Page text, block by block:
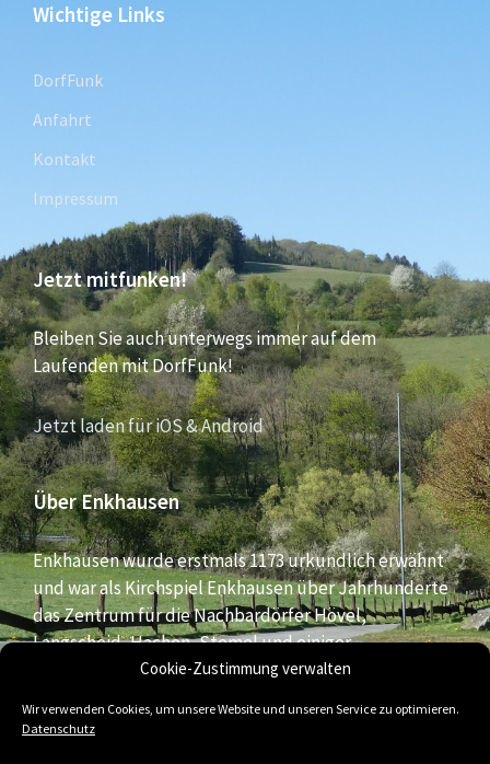
Cookie-Zustimmung verwalten
Wir verwenden Cookies, um unsere Website und unseren Service zu optimieren.
Datenschutz
Wichtige Links
DorfFunk
Anfahrt
Kontakt
Impressum
Jetzt mitfunken!
Bleiben Sie auch unterwegs immer auf dem
Laufenden mit DorfFunk!
Jetzt laden für iOS & Android
Über Enkhausen
Enkhausen wurde erstmals 1173 urkundlich erwähnt
und war als Kirchspiel Enkhausen über Jahrhunderte
das Zentrum für die Nachbardörfer Hövel,
Langscheid, Hachen, Stemel und einiger
Bauernschaften aus dem südlichen Bereich der Stadt